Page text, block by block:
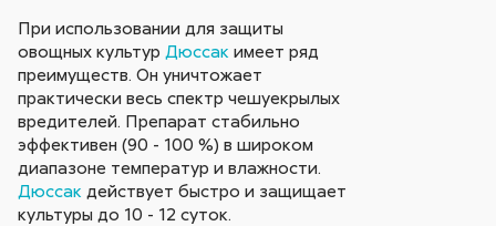
При использовании для защиты
овощных культурДюссак имеет ряд
преимуществ. Он уничтожает
практически весь спектр чешуекрылых
вредителей. Препарат стабильно
эффективен (90 - 100 %) в широком
диапазоне температур и влажности.
Дюссак действует быстро и защищает
культуры до 10 - 12 суток.